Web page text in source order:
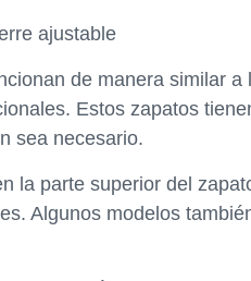
ajustable
de manera similar a
Estos zapatos
sea necesario.
la parte superior del
Algunos modelos